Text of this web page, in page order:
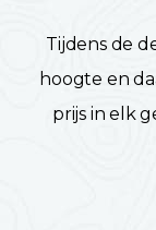
Tijdens de
hoogte en
prijs in elk